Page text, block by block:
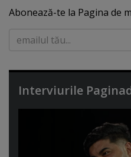
Abonează-te la Pagina de
Interviurile